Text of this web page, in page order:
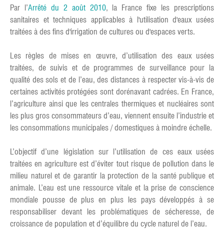
Par l’Arrêté du 2 août 2010, la France fixe les prescriptions
sanitaires et techniques applicables à l'utilisation d'eaux usées
traitées à des fins d'irrigation de cultures ou d'espaces verts.
Les règles de mises en œuvre, d’utilisation des eaux usées
traitées, de suivis et de programmes de surveillance pour la
qualité des sols et de l’eau, des distances à respecter vis-à-vis de
certaines activités protégées sont dorénavant cadrées. En France,
l’agriculture ainsi que les centrales thermiques et nucléaires sont
les plus gros consommateurs d’eau, viennent ensuite l’industrie et
les consommations municipales / domestiques à moindre échelle.
L’objectif d’une législation sur l’utilisation de ces eaux usées
traitées en agriculture est d’éviter tout risque de pollution dans le
milieu naturel et de garantir la protection de la santé publique et
animale. L’eau est une ressource vitale et la prise de conscience
mondiale pousse de plus en plus les pays développés à se
responsabiliser devant les problématiques de sécheresse, de
croissance de population et d’équilibre du cycle naturel de l’eau.